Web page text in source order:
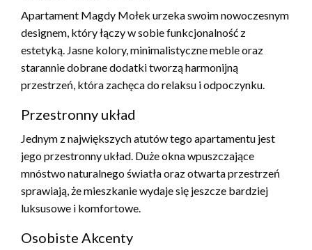
Apartament Magdy Mołek urzeka swoim nowoczesnym
designem, który łączy w sobie funkcjonalność z
estetyką. Jasne kolory, minimalistyczne meble oraz
starannie dobrane dodatki tworzą harmonijną
przestrzeń, która zachęca do relaksu i odpoczynku.
Przestronny układ
Jednym z największych atutów tego apartamentu jest
jego przestronny układ. Duże okna wpuszczające
mnóstwo naturalnego światła oraz otwarta przestrzeń
sprawiają, że mieszkanie wydaje się jeszcze bardziej
luksusowe i komfortowe.
Osobiste Akcenty